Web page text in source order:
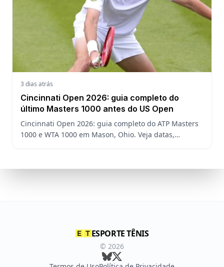
3 dias atrás
Cincinnati Open 2026: guia completo do
último Masters 1000 antes do US Open
Cincinnati Open 2026: guia completo do ATP Masters
1000 e WTA 1000 em Mason, Ohio. Veja datas,
ESPORTE TÊNIS
© 2026